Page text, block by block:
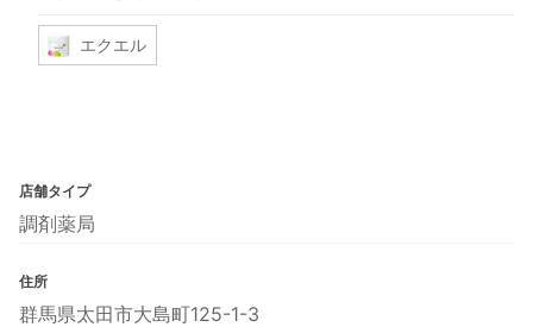
エクエル
店舗タイプ
調剤薬局
住所
群馬県太田市大島町125-1-3